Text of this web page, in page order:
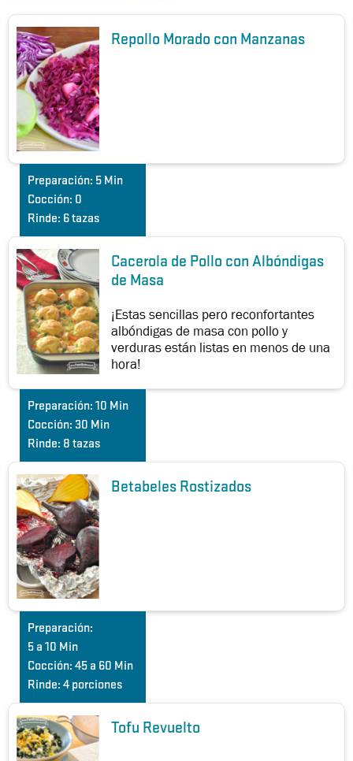
Repollo Morado con Manzanas
Preparación: 5 Min
Cocción: 0
Rinde: 6 tazas
Cacerola de Pollo con Albóndigas
de Masa
¡Estas sencillas pero reconfortantes
albóndigas de masa con pollo y
verduras están listas en menos de una
hora!
Preparación: 10 Min
Cocción: 30 Min
Rinde: 8 tazas
Betabeles Rostizados
Preparación:
5 a 10 Min
Cocción: 45 a 60 Min
Rinde: 4 porciones
Tofu Revuelto